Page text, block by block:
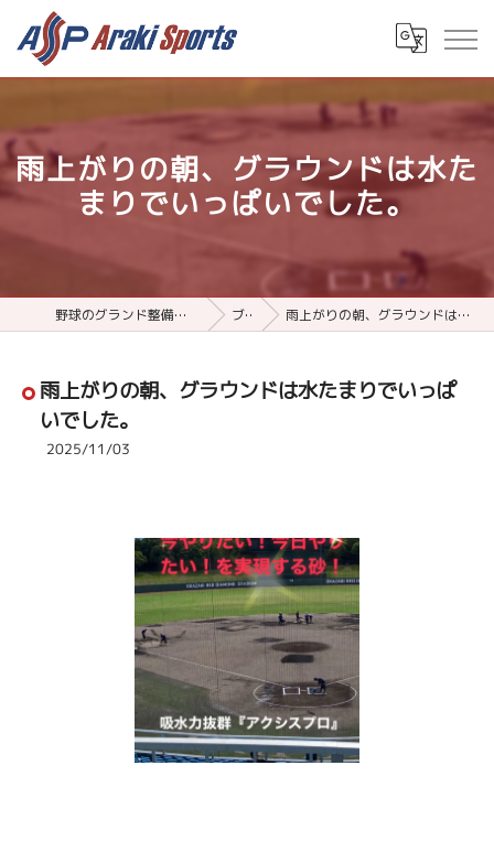
雨上がりの朝、グラウンドは水た
まりでいっぱいでした。
野球のグランド整備用品ならアラキスポーツ ブログ 雨上がりの朝、グラウンドは水たまりでいっぱいでした。
雨上がりの朝、グラウンドは水たまりでいっぱ
いでした。
2025/11/03